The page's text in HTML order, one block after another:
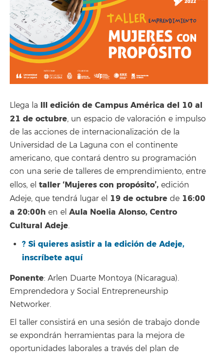
Llega la III edición de Campus América del 10 al
21 de octubre, un espacio de valoración e impulso
de las acciones de internacionalización de la
Universidad de La Laguna con el continente
americano, que contará dentro su programación
con una serie de talleres de emprendimiento, entre
ellos, el taller ‘Mujeres con propósito’, edición
Adeje, que tendrá lugar el 19 de octubre de 16:00
a 20:00h en el Aula Noelia Alonso, Centro
Cultural Adeje.
? Si quieres asistir a la edición de Adeje,
inscríbete aquí
Ponente: Arlen Duarte Montoya (Nicaragua).
Emprendedora y Social Entrepreneurship
Networker.
El taller consistirá en una sesión de trabajo donde
se expondrán herramientas para la mejora de
oportunidades laborales a través del plan de